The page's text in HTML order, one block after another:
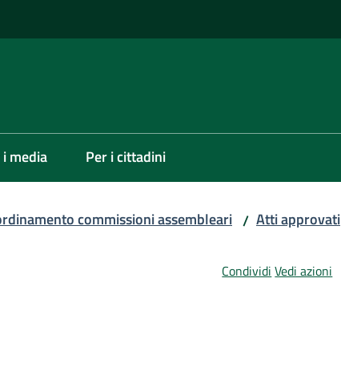
media Per i cittadini
commissioni assembleari / Atti approvati
Condividi Vedi azioni